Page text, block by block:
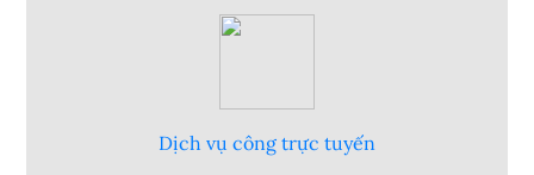
Dịch vụ công trực tuyến